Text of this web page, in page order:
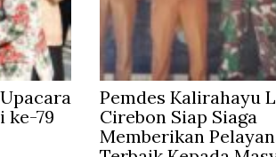
ke-79
Pemdes Kalirahayu
Cirebon Siap Siaga
Memberikan